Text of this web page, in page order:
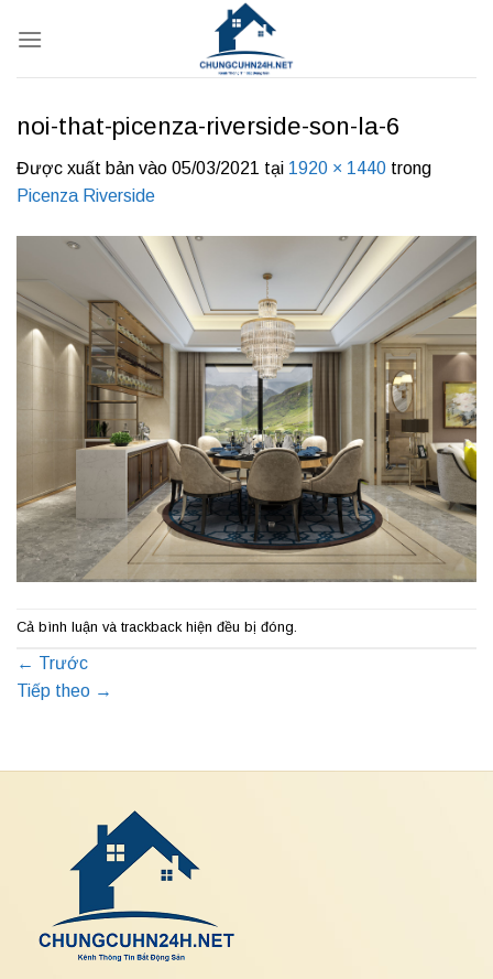
qua
noi-that-picenza-riverside-son-la-6
Được xuất bản vào 05/03/2021 tại 1920 × 1440 trong
Picenza Riverside
Cả bình luận và trackback hiện đều bị đóng.
← Trước
Tiếp theo →